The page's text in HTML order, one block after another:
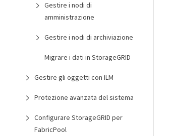
Gestire i nodi di
amministrazione
Gestire i nodi di archiviazione
Migrare i dati in StorageGRID
Gestire gli oggetti con ILM
Protezione avanzata del sistema
Configurare StorageGRID per
FabricPool